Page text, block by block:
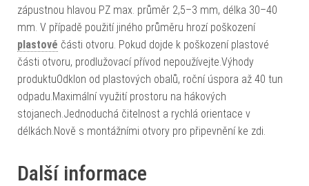
zápustnou hlavou PZ max. průměr 2,5–3 mm, délka 30–40
mm. V případě použití jiného průměru hrozí poškození
plastové části otvoru. Pokud dojde k poškození plastové
části otvoru, prodlužovací přívod nepoužívejte.Výhody
produktuOdklon od plastových obalů, roční úspora až 40 tun
odpadu.Maximální využití prostoru na hákových
stojanech.Jednoduchá čitelnost a rychlá orientace v
délkách.Nově s montážními otvory pro připevnění ke zdi.
Další informace